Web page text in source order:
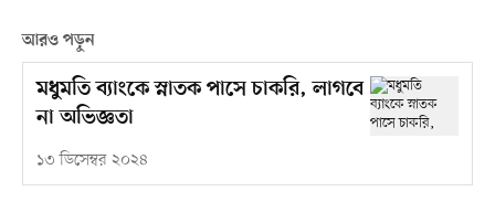
আরও পড়ুন
মধুমতি ব্যাংকে স্নাতক পাসে চাকরি, লাগবে
না অভিজ্ঞতা
১৩ ডিসেম্বর ২০২৪